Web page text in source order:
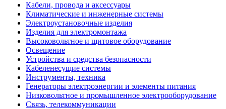
Кабели, провода и аксессуары
Климатические и инженерные системы
Электроустановочные изделия
Изделия для электромонтажа
Высоковольтное и щитовое оборудование
Освещение
Устройства и средства безопасности
Кабеленесущие системы
Инструменты, техника
Генераторы электроэнергии и элементы питания
Низковольтное и промышленное электрооборудование
Связь, телекоммуникации